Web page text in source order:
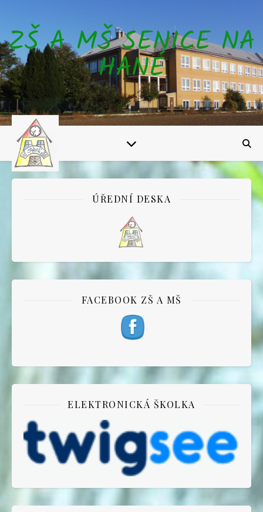
ZŠ A MŠ SENICE NA
HANÉ
ÚŘEDNÍ DESKA
FACEBOOK ZŠ A MŠ
ELEKTRONICKÁ ŠKOLKA